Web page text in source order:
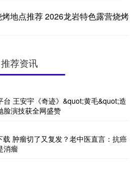
地点推荐 2026龙岩特色露营烧烤
推荐资讯
台 王安宇《奇迹》&quot;黄毛&quot;造
脸演技获全网盛赞
载 肿瘤切了又复发？老中医直言：抗癌
消瘤